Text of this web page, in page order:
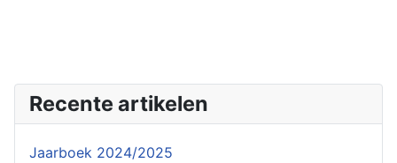
Recente artikelen
Jaarboek 2024/2025